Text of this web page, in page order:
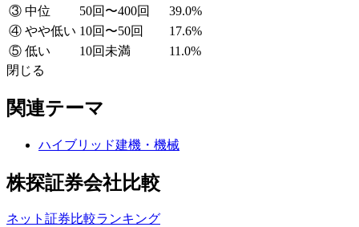
③ 中位
50回〜400回
39.0%
④ やや低い 10回〜50回
17.6%
⑤ 低い
10回未満
11.0%
閉じる
関連テーマ
ハイブリッド建機・機械
株探証券会社比較
ネット証券比較ランキング